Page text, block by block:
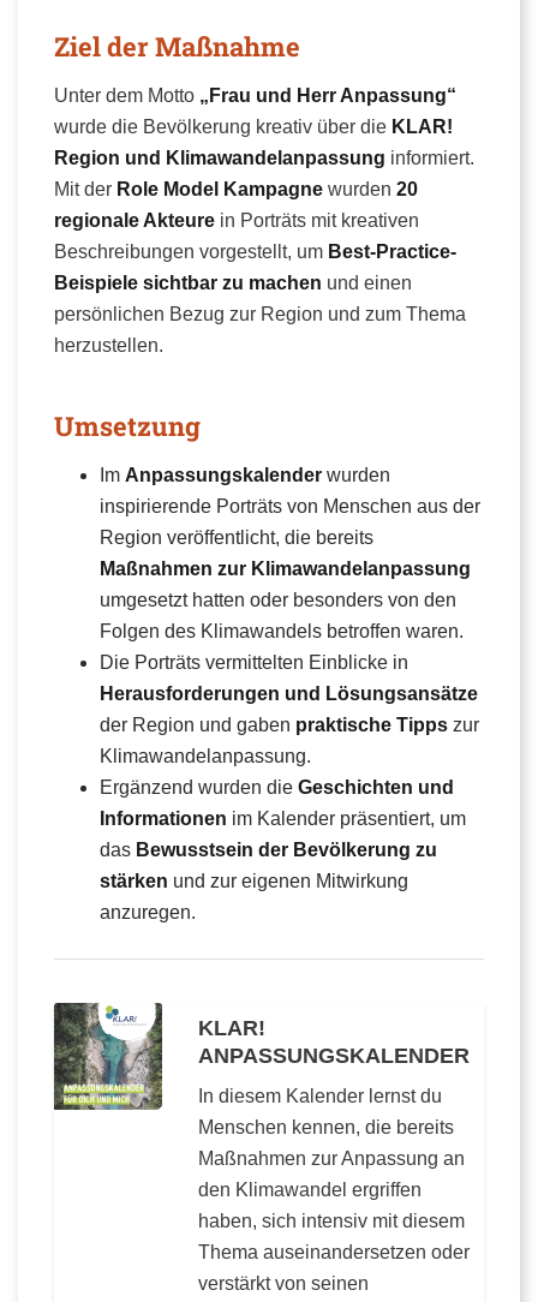
Ziel der Maßnahme
Unter dem Motto „Frau und Herr Anpassung“
wurde die Bevölkerung kreativ über die KLAR!
Region und Klimawandelanpassung informiert.
Mit der Role Model Kampagne wurden 20
regionale Akteure in Porträts mit kreativen
Beschreibungen vorgestellt, um Best-Practice-
Beispiele sichtbar zu machen und einen
persönlichen Bezug zur Region und zum Thema
herzustellen.
Umsetzung
Im Anpassungskalenderwurden
inspirierende Porträts von Menschen aus der
Region veröffentlicht, die bereits
Maßnahmen zur Klimawandelanpassung
umgesetzt hatten oder besonders von den
Folgen des Klimawandels betroffen waren.
Die Porträts vermittelten Einblicke in
Herausforderungen und Lösungsansätze
der Region und gaben praktische Tippszur
Klimawandelanpassung.
Ergänzend wurden die Geschichten und
Informationen im Kalender präsentiert, um
das Bewusstsein der Bevölkerung zu
stärken und zur eigenen Mitwirkung
anzuregen.
KLAR!
ANPASSUNGSKALENDER
In diesem Kalender lernst du
Menschen kennen, die bereits
Maßnahmen zur Anpassung an
den Klimawandel ergriffen
haben, sich intensiv mit diesem
Thema auseinandersetzen oder
verstärkt von seinen